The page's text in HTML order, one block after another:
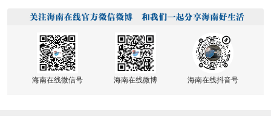
海南在线微信号 海南在线微博 海南在线抖音号